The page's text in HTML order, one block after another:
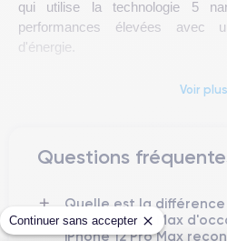
Continuer sans accepter
qui utilise la technologie 5
performances élevées avec
d'énergie.
Le téléphone dispose de trois
mégapixels . La caméra
mégapixels.
La batterie de3.687 mAheest
heures d'autonomie en
Voir plus
Questions
Quelle est la
iPhone 12 Pro Max
iPhone 12 Pro Max